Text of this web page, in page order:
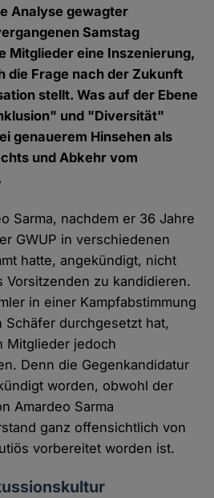
Analyse gewagter
Samstag
Mitglieder eine Inszenierung,
die Frage nach der Zukunft
stellt. Was auf der Ebene
und "Diversität"
genauerem Hinsehen als
und Abkehr vom
Sarma, nachdem er 36 Jahre
GWUP in verschiedenen
hatte, angekündigt, nicht
Vorsitzenden zu kandidieren.
in einer Kampfabstimmung
Schäfer durchgesetzt hat,
Mitglieder jedoch
Denn die Gegenkandidatur
worden, obwohl der
Amardeo Sarma
ganz offensichtlich von
vorbereitet worden ist.